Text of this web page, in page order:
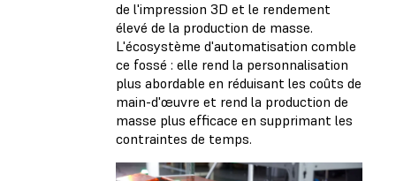
de l'impression 3D et le rendement
élevé de la production de masse.
L'écosystème d'automatisation comble
ce fossé : elle rend la personnalisation
plus abordable en réduisant les coûts de
main-d'œuvre et rend la production de
masse plus efficace en supprimant les
contraintes de temps.